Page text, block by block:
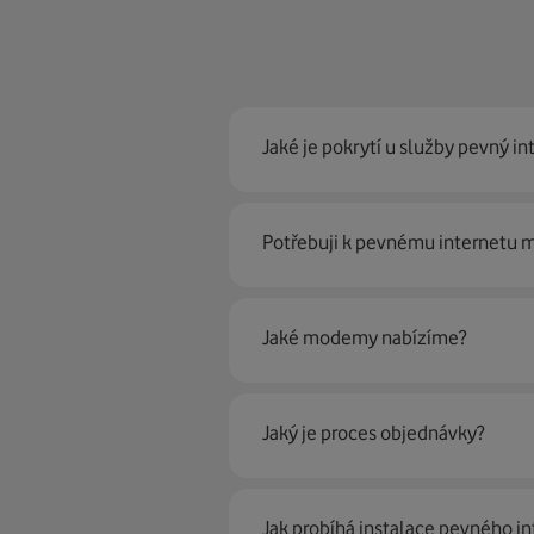
Jaké je pokrytí u služby pevný
Pevný internet můžeme
Potřebuji k pevnému internetu
Ano, potřebujete. Rádi vám ho
poradí naši proškolení prodejci
Jaké modemy nabízíme?
Jaký je proces objednávky?
Krok jedna je určitě ověření
Jak probíhá instalace pevného